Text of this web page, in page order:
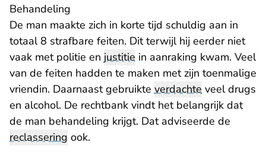
Behandeling
De man maakte zich in korte tijd schuldig aan in
totaal 8 strafbare feiten. Dit terwijl hij eerder niet
vaak met politie en justitie in aanraking kwam. Veel
van de feiten hadden te maken met zijn toenmalige
vriendin. Daarnaast gebruikte verdachte veel drugs
en alcohol. De rechtbank vindt het belangrijk dat
de man behandeling krijgt. Dat adviseerde de
reclassering ook.